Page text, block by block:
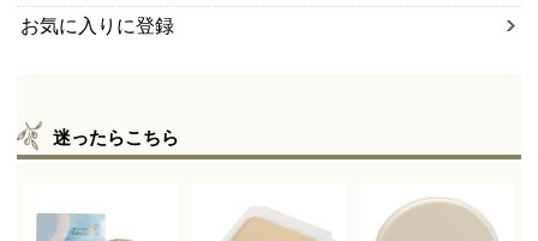
お気に入りに登録
迷ったらこちら